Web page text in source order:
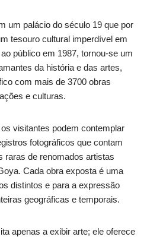
um palácio do século 19 que por
tesouro cultural imperdível em
público em 1987, tornou-se um
da história e das artes,
com mais de 3700 obras
e culturas.
visitantes podem contemplar
fotográficos que contam
raras de renomados artistas
Cada obra exposta é uma
distintos e para a expressão
geográficas e temporais.
apenas a exibir arte; ele oferece